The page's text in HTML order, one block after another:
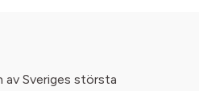
av Sveriges största